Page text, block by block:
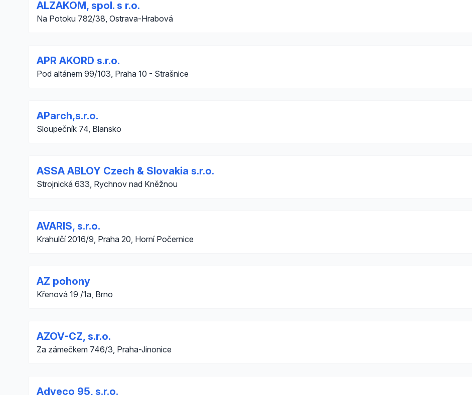
ALZAKOM, spol. s r.o.
Na Potoku 782/38, Ostrava-Hrabová
APR AKORD s.r.o.
Pod altánem 99/103, Praha 10 - Strašnice
AParch,s.r.o.
Sloupečník 74, Blansko
ASSA ABLOY Czech & Slovakia s.r.o.
Strojnická 633, Rychnov nad Kněžnou
AVARIS, s.r.o.
Krahulčí 2016/9, Praha 20, Horní Počernice
AZ pohony
Křenová 19 /1a, Brno
AZOV-CZ, s.r.o.
Za zámečkem 746/3, Praha-Jinonice
Adveco 95, s.r.o.